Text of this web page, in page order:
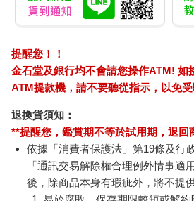
加入購物車
《星星
預
訂購/退換貨須知